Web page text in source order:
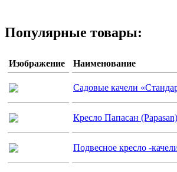
Популярные товары:
Изображение Наименование
Садовые качели
Кресло Папасан
Подвесное кресло -